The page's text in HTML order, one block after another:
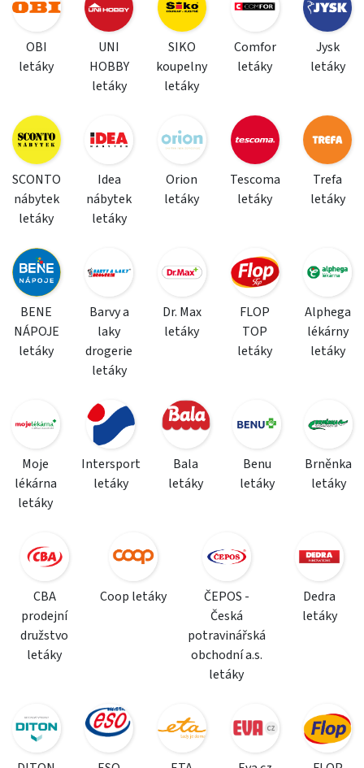
OBI
letáky
UNI
HOBBY
letáky
SIKO
koupelny
letáky
Comfor
letáky
Jysk
letáky
SCONTO
nábytek
letáky
Idea
nábytek
letáky
Orion
letáky
Tescoma
letáky
Trefa
letáky
BENE
NÁPOJE
letáky
Barvy a
laky
drogerie
letáky
Dr. Max
letáky
FLOP
TOP
letáky
Alphega
lékárny
letáky
Moje
lékárna
letáky
Intersport
letáky
Bala
letáky
Benu
letáky
Brněnka
letáky
CBA
prodejní
družstvo
letáky
Coop letáky
ČEPOS -
Česká
potravinářská
obchodní a.s.
letáky
Dedra
letáky